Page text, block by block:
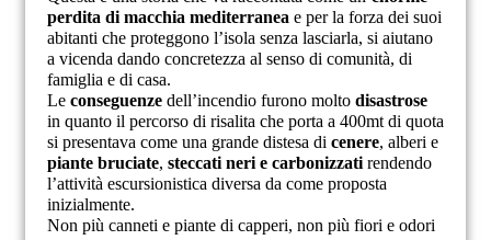
perdita di macchia mediterranea e per la forza dei suoi
abitanti che proteggono l’isola senza lasciarla, si aiutano
a vicenda dando concretezza al senso di comunità, di
famiglia e di casa.
Le conseguenze dell’incendio furono molto disastrose
in quanto il percorso di risalita che porta a 400mt di quota
si presentava come una grande distesa di cenere, alberi e
piante bruciate, steccati neri e carbonizzati rendendo
l’attività escursionistica diversa da come proposta
inizialmente.
Non più canneti e piante di capperi, non più fiori e odori